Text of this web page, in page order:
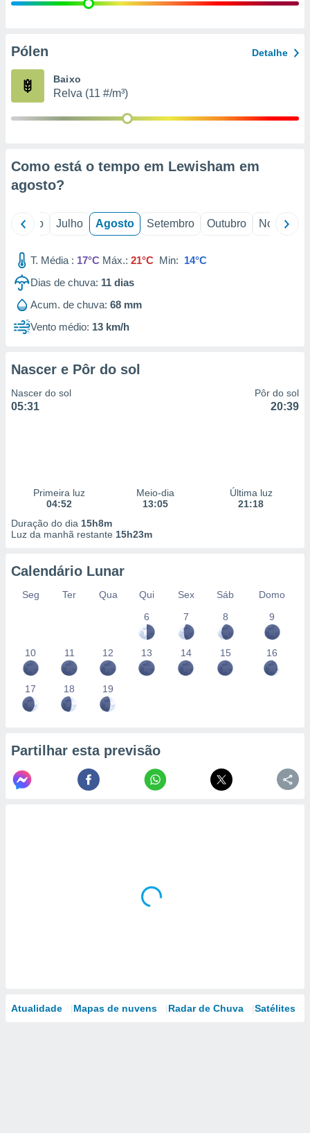
e
de
Pólen Detalhe
Baixo
Relva (11 #/m³)
Como está o tempo em Lewisham em
agosto?
Junho Julho Agosto Setembro Outubro Novembro
T. Média : 17°C Máx.: 21°C Min: 14°C
Dias de chuva: 11 dias
Acum. de chuva: 68 mm
Vento médio: 13 km/h
Nascer e Pôr do sol
Nascer do sol
05:31
Pôr do sol
20:39
Primeira luz
04:52
Meio-dia
13:05
Última luz
21:18
Duração do dia 15h8m
Luz da manhã restante 15h23m
Calendário Lunar
Seg Ter Qua Qui Sex Sáb
Domo
6
7 8 9
10 11 12 13 14 15 16
17 18 19
Partilhar esta previsão
Atualidade Mapas de nuvens Radar de Chuva Satélites